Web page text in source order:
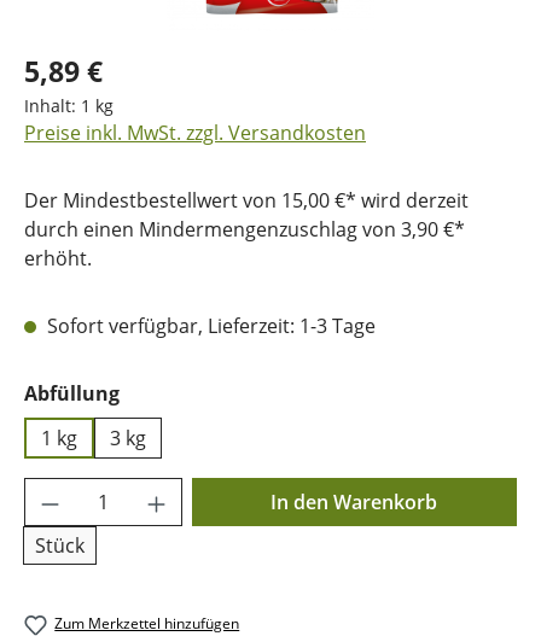
5,89 €
Inhalt: 1 kg
Preise inkl. MwSt. zzgl. Versandkosten
Der Mindestbestellwert von 15,00 €* wird derzeit
durch einen Mindermengenzuschlag von 3,90 €*
erhöht.
Sofort verfügbar, Lieferzeit: 1-3 Tage
Abfüllungauswählen
1 kg
3 kg
Produkt Anzahl: Gib den gewünschten
Stück
In den Warenkorb
Zum Merkzettel hinzufügen